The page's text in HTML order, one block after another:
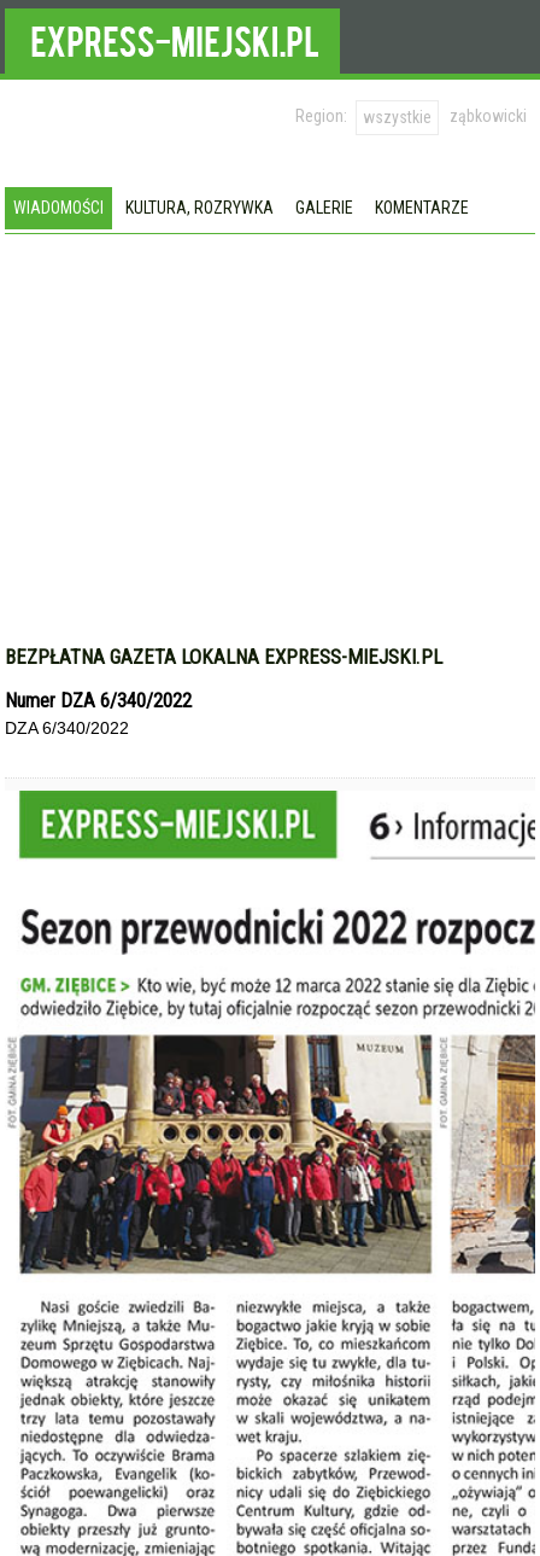
Region: wszystkie ząbkowicki
WIADOMOŚCI KULTURA, ROZRYWKA GALERIE KOMENTARZE
BEZPŁATNA GAZETA LOKALNA EXPRESS-MIEJSKI.PL
Numer DZA 6/340/2022
DZA 6/340/2022